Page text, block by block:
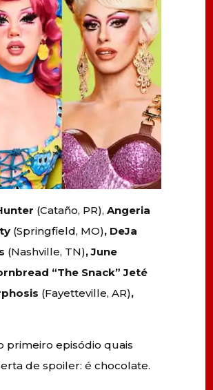
(Cataño, PR),Angeria
(Springfield, MO), DeJa
(Nashville, TN), June
“The Snack” Jeté
(Fayetteville, AR),
primeiro episódio quais
de spoiler: é chocolate.